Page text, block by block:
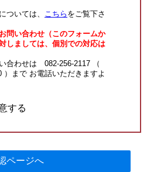
ついては、 こちら をご覧下さ
問い合わせ（このフォームか
しましては、個別での対応は
合わせは 082-256-2117 （
）まで お電話いただきますよ
する
ページへ